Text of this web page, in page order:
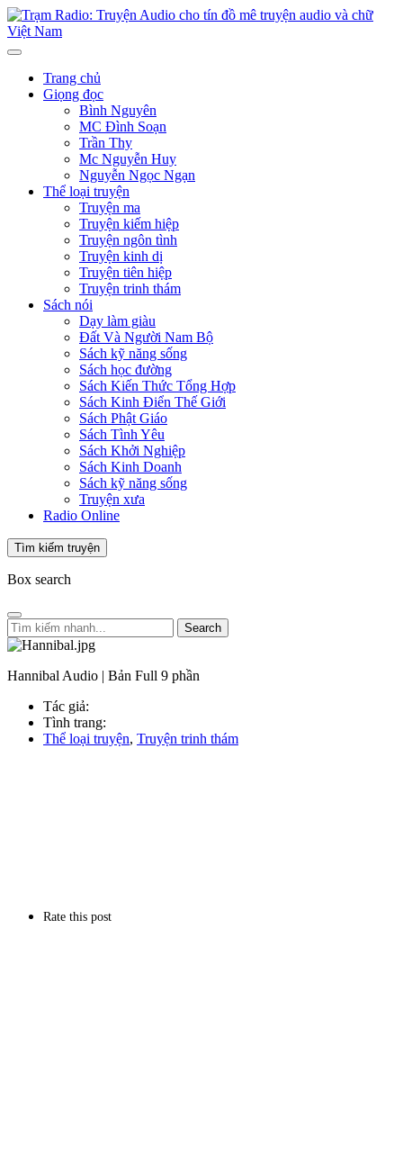
Trang chủ
Giọng đọc
Bình Nguyên
MC Đình Soạn
Trần Thy
Mc Nguyễn Huy
Nguyễn Ngọc Ngạn
Thể loại truyện
Truyện ma
Truyện kiếm hiệp
Truyện ngôn tình
Truyện kinh dị
Truyện tiên hiệp
Truyện trinh thám
Sách nói
Dạy làm giàu
Đất Và Người Nam Bộ
Sách kỹ năng sống
Sách học đường
Sách Kiến Thức Tổng Hợp
Sách Kinh Điển Thế Giới
Sách Phật Giáo
Sách Tình Yêu
Sách Khởi Nghiệp
Sách Kinh Doanh
Sách kỹ năng sống
Truyện xưa
Radio Online
Tìm kiếm truyện
Box search
Search
Hannibal Audio | Bản Full 9 phần
Tác giả:
Tình trang:
Thể loại truyện, Truyện trinh thám
Rate this post